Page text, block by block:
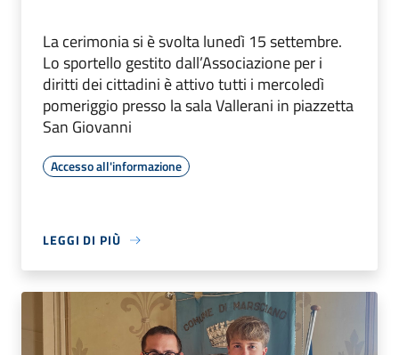
La cerimonia si è svolta lunedì 15 settembre.
Lo sportello gestito dall’Associazione per i
diritti dei cittadini è attivo tutti i mercoledì
pomeriggio presso la sala Vallerani in piazzetta
San Giovanni
Accesso all'informazione
LEGGI DI PIÙ